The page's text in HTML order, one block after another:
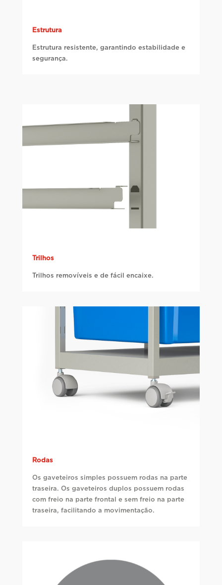
Estrutura
Estrutura resistente, garantindo estabilidade e
segurança.
Trilhos
Trilhos removíveis e de fácil encaixe.
Rodas
Os gaveteiros simples possuem rodas na parte
traseira. Os gaveteiros duplos possuem rodas
com freio na parte frontal e sem freio na parte
traseira, facilitando a movimentação.